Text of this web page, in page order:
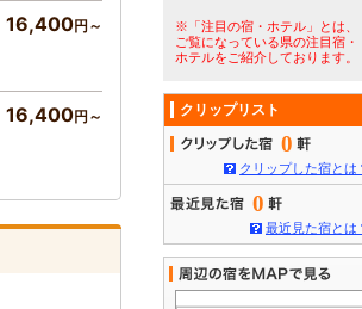
16,400円～
16,400円～
※「注目の宿・ホテル」とは、
ご覧になっている県の注目宿・
ホテルをご紹介しております。
クリップリスト
0
クリップした宿とは
0
最近見た宿とは